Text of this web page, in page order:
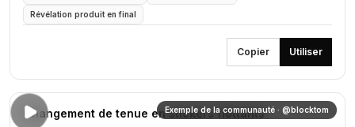
Révélation produit en final
Copier Utiliser
Exemple de la communauté · @blocktom
Changement de tenue en stickers flottants